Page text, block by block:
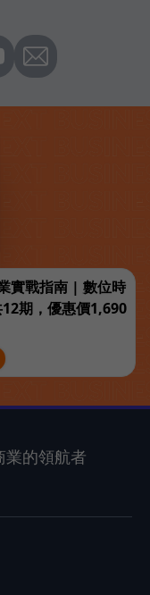
實戰指南 | 數位時
期，優惠價1,690
業的領航者